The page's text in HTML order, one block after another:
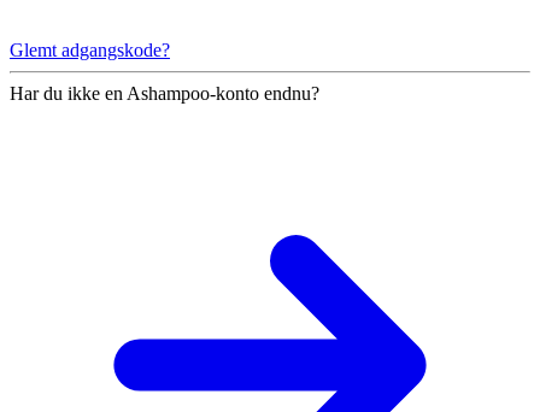
Glemt adgangskode?
Har du ikke en Ashampoo-konto endnu?